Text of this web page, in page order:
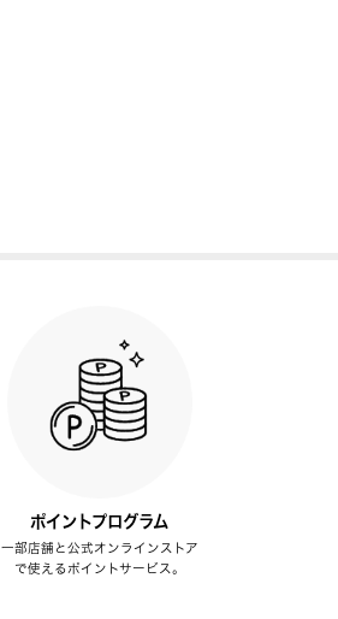
ポイントプログラム
一部店舗と公式オンラインストア
で使えるポイントサービス。